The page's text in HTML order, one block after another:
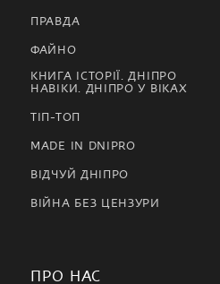
ПРАВДА
ФАЙНО
КНИГА ІСТОРІЇ. ДНІПРО
НАВІКИ. ДНІПРО У ВІКАХ
ТІП-ТОП
MADE IN DNIPRO
ВІДЧУЙ ДНІПРО
ВІЙНА БЕЗ ЦЕНЗУРИ
ПРО НАС